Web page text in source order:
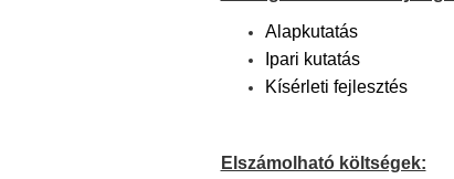
Alapkutatás
Ipari kutatás
Kísérleti fejlesztés
Elszámolható költségek: